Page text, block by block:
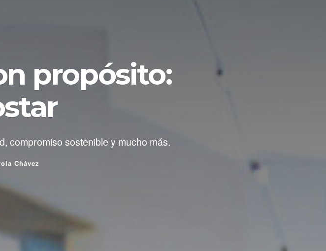
propósito:
compromiso sostenible y mucho más.
Chávez